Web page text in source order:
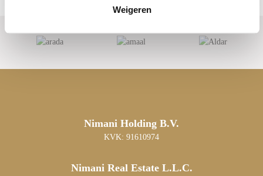
Weigeren
Nimani Holding B.V.
KVK: 91610974
Nimani Real Estate L.L.C.